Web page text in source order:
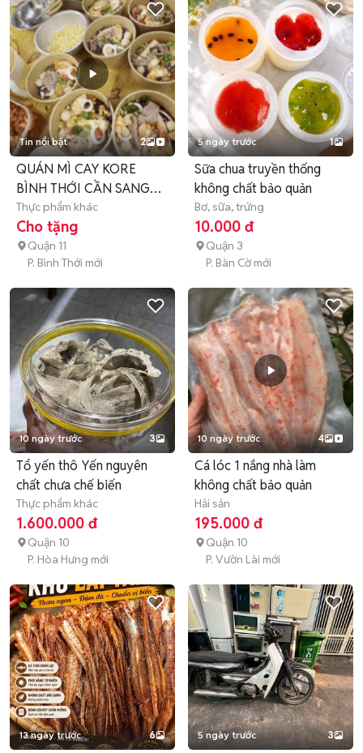
Tin nổi bật 2
QUÁN MÌ CAY KORE
BÌNH THỚI CẦN SANG
NHƯỢNG GẤP
Thực phẩm khác
Cho tặng
Quận 11
P. Bình Thới mới
5 ngày trước 1
Sữa chua truyền thống
không chất bảo quản
Bơ, sữa, trứng
10.000 đ
Quận 3
P. Bàn Cờ mới
10 ngày trước 3
Tổ yến thô Yến nguyên
chất chưa chế biến
Thực phẩm khác
1.600.000 đ
Quận 10
P. Hòa Hưng mới
10 ngày trước 4
Cá lóc 1 nắng nhà làm
không chất bảo quản
Hải sản
195.000 đ
Quận 10
P. Vườn Lài mới
13 ngày trước 6 5 ngày trước 3